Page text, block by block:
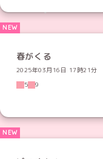
春がくる
2025年03月16日 17時21分
5
9